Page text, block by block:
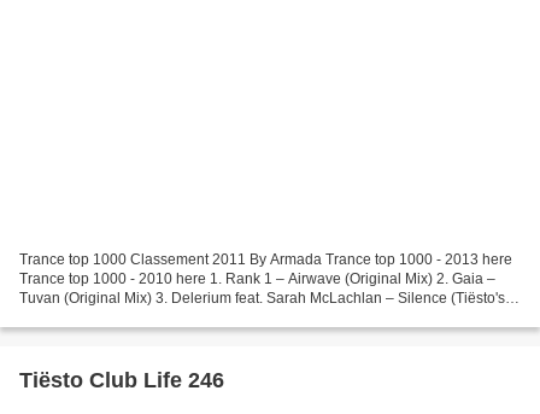
Trance top 1000 Classement 2011 By Armada Trance top 1000 - 2013 here
Trance top 1000 - 2010 here 1. Rank 1 – Airwave (Original Mix) 2. Gaia –
Tuvan (Original Mix) 3. Delerium feat. Sarah McLachlan – Silence (Tiësto's In
Tiësto Club Life 246